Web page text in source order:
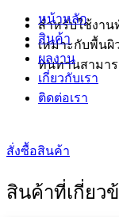
หน้าหลัก
สินค้า
ผลงาน
เกี่ยวกับเรา
ติดต่อเรา
สำหรับใช้งาน
เหมาะกับพื้นผิ
ทนทานสามา
สั่งซื้อสินค้า
สินค้าที่เกี่ยว